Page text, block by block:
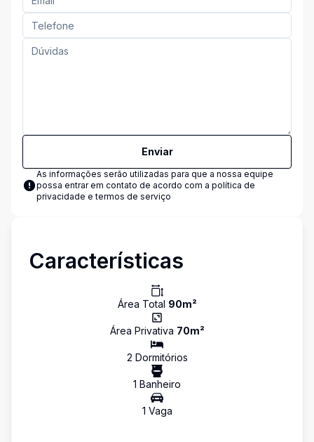
Enviar
As informações serão utilizadas para que a nossa equipe
possa entrar em contato de acordo com a política de
privacidade e termos de serviço
Características
Área Total 90m²
Área Privativa 70m²
2 Dormitórios
1 Banheiro
1 Vaga